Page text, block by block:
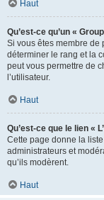
Haut
Qu’est-ce qu’un «
Si vous êtes membre de
déterminer le rang et la
peut vous permettre de
l’utilisateur.
Haut
Qu’est-ce que le lien «
Cette page donne la
administrateurs et
qu’ils modèrent.
Haut